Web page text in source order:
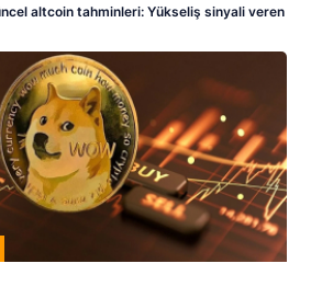
altcoin tahminleri: Yükseliş sinyali veren